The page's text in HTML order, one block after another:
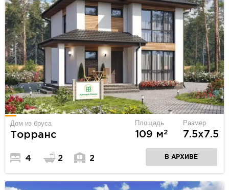
Дом из бруса
Торранс
Площадь
109 м2
Размер
7.5х7.5
4 2 2 В АРХИВЕ